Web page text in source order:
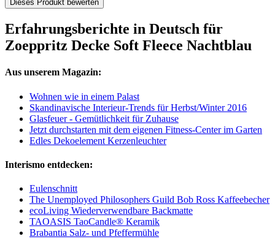
Dieses Produkt bewerten
Erfahrungsberichte in Deutsch für
Zoeppritz Decke Soft Fleece Nachtblau
Aus unserem Magazin:
Wohnen wie in einem Palast
Skandinavische Interieur-Trends für Herbst/Winter 2016
Glasfeuer - Gemütlichkeit für Zuhause
Jetzt durchstarten mit dem eigenen Fitness-Center im Garten
Edles Dekoelement Kerzenleuchter
Interismo entdecken:
Eulenschnitt
The Unemployed Philosophers Guild Bob Ross Kaffeebecher
ecoLiving Wiederverwendbare Backmatte
TAOASIS TaoCandle® Keramik
Brabantia Salz- und Pfeffermühle